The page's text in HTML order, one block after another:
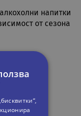
напитки
от сезона